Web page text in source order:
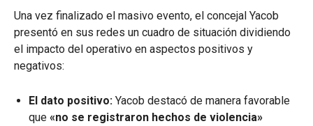
Una vez finalizado el masivo evento, el concejal Yacob
presentó en sus redes un cuadro de situación dividiendo
el impacto del operativo en aspectos positivos y
negativos:
El dato positivo: Yacob destacó de manera favorable
que «no se registraron hechos de violencia»